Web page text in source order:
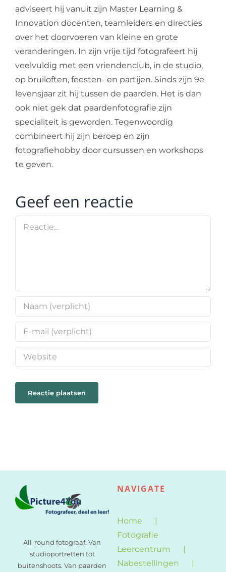
adviseert hij vanuit zijn Master Learning &
Innovation docenten, teamleiders en directies
over het doorvoeren van kleine en grote
veranderingen. In zijn vrije tijd fotografeert hij
veelvuldig met een vriendenclub, in de studio,
op bruiloften, feesten- en partijen. Sinds zijn 9e
levensjaar zit hij tussen de paarden. Het is dan
ook niet gek dat paardenfotografie zijn
specialiteit is geworden. Tegenwoordig
combineert hij zijn beroep en zijn
fotografiehobby door cursussen en workshops
te geven.
Geef een reactie
All-round fotograaf. Van
studioportretten tot
buitenshoots. Van paarden
NAVIGATE
Home
Fotografie
Leercentrum
Nabestellingen